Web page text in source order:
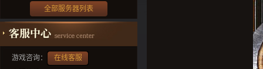
全部服务器列表
游戏咨询：
在线客服